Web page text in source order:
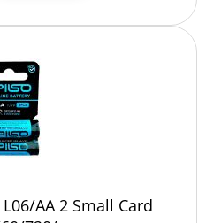
AA 2 Small Card